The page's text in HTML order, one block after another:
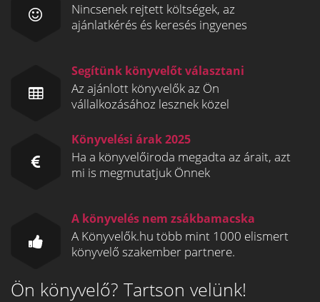
Nincsenek rejtett költségek, az
ajánlatkérés és keresés ingyenes
Segítünk könyvelőt választani
Az ajánlott könyvelők az Ön
vállalkozásához lesznek közel
Könyvelési árak 2025
Ha a könyvelőiroda megadta az árait, azt
mi is megmutatjuk Önnek
A könyvelés nem zsákbamacska
A Könyvelők.hu több mint 1000 elismert
könyvelő szakember partnere.
Ön könyvelő? Tartson velünk!